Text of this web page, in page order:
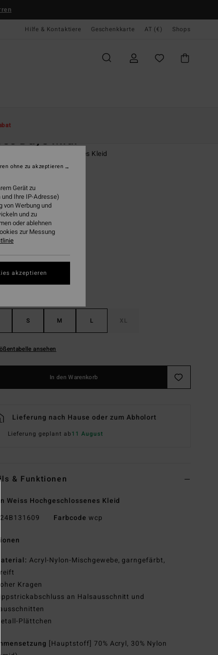
Hilfe & Kontaktiere Geschenkkarte AT (€) Shops
Days Midi
Weiss Hochgeschlossenes Kleid
RABATT EXTRA 25%
Cap
S M L XL
ansehen
In den Warenkorb
Lieferung nach Hause oder zum Abholort
Lieferung geplant ab11 August
& Funktionen
Weiss Hochgeschlossenes Kleid
Farbcode wcp
Acryl-Nylon-Mischgewebe, garngefärbt,
Kragen
an Halsausschnitt und
Plättchen
[Hauptstoff] 70% Acryl, 30% Nylon
Gerät zu
Ihre IP-Adresse)
von Werbung und
und zu
oder ablehnen
zur Messung
ohne zu akzeptieren
akzeptieren